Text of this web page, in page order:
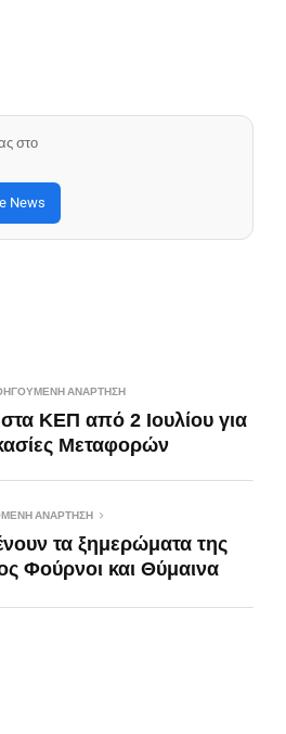
στο
News
ΑΝΆΡΤΗΣΗ
ΚΕΠ από 2 Ιουλίου για
Μεταφορών
ΑΝΆΡΤΗΣΗ
τα ξημερώματα της
Φούρνοι και Θύμαινα